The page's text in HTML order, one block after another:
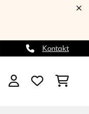
Kontakt